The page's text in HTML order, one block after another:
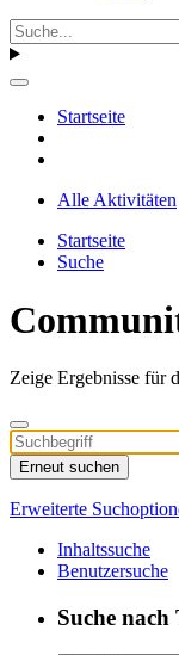
Startseite
Alle Aktivitäten
Startseite
Suche
Zeige Ergebnisse für
Erneut suchen
Erweiterte
Inhaltssuche
Benutzersuche
Suche nach